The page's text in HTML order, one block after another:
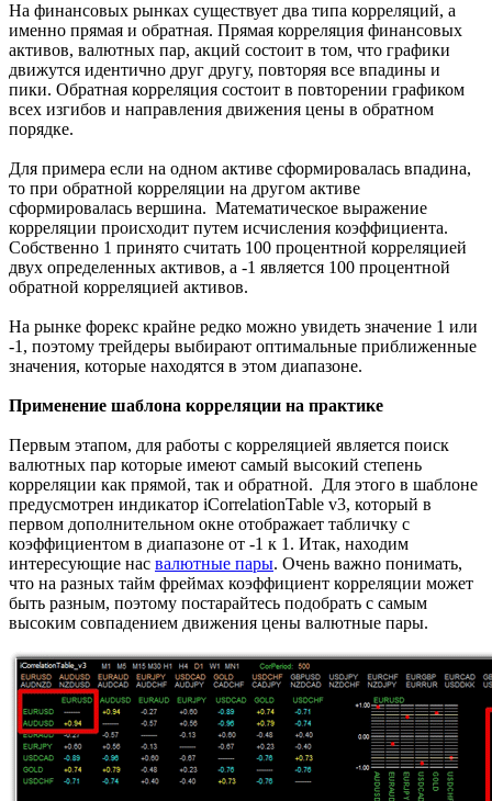
На финансовых рынках существует два типа корреляций, а
именно прямая и обратная. Прямая корреляция финансовых
активов, валютных пар, акций состоит в том, что графики
движутся идентично друг другу, повторяя все впадины и
пики. Обратная корреляция состоит в повторении графиком
всех изгибов и направления движения цены в обратном
порядке.
Для примера если на одном активе сформировалась впадина,
то при обратной корреляции на другом активе
сформировалась вершина. Математическое выражение
корреляции происходит путем исчисления коэффициента.
Собственно 1 принято считать 100 процентной корреляцией
двух определенных активов, а -1 является 100 процентной
обратной корреляцией активов.
На рынке форекс крайне редко можно увидеть значение 1 или
-1, поэтому трейдеры выбирают оптимальные приближенные
значения, которые находятся в этом диапазоне.
Применение шаблона корреляции на практике
Первым этапом, для работы с корреляцией является поиск
валютных пар которые имеют самый высокий степень
корреляции как прямой, так и обратной. Для этого в шаблоне
предусмотрен индикатор iCorrelationTable v3, который в
первом дополнительном окне отображает табличку с
коэффициентом в диапазоне от -1 к 1. Итак, находим
интересующие нас валютные пары. Очень важно понимать,
что на разных тайм фреймах коэффициент корреляции может
быть разным, поэтому постарайтесь подобрать с самым
высоким совпадением движения цены валютные пары.